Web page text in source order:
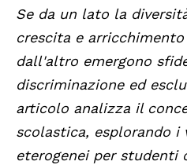
Se da un lato la
crescita e
dall'altro emergono
discriminazione ed
articolo analizza il
scolastica, esplorando i
eterogenei per studenti